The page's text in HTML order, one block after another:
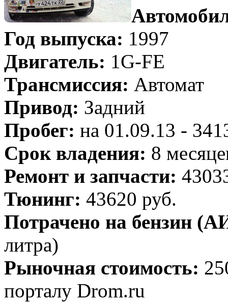
Год выпуска: 1997
Двигатель: 1G-FE
Трансмиссия: Автомат
Привод: Задний
Пробег: на 01.09.13 -
Срок владения: 8
Ремонт и запчасти:
Тюнинг: 43620 руб.
Потрачено на бензин
литра)
Рыночная стоимость:
порталу Drom.ru